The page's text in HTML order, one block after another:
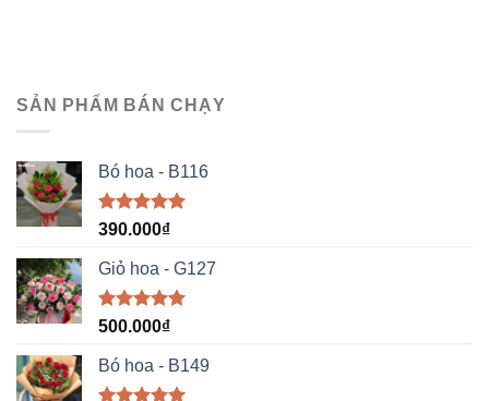
SẢN PHẨM BÁN CHẠY
Bó hoa - B116
Được xếp
5 sao
390.000₫
Giỏ hoa - G127
Được xếp
5 sao
500.000₫
Bó hoa - B149